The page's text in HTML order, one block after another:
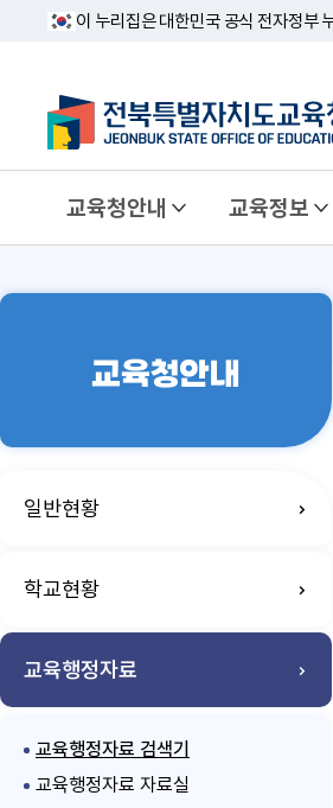
이 누리집은 대한민국 공식 전자정부
교육청안내 교육정보
교육청안내
일반현황
학교현황
교육행정자료
교육행정자료 검색기
교육행정자료 자료실